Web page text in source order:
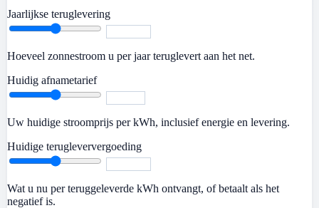
Jaarlijkse teruglevering
Hoeveel zonnestroom u per jaar teruglevert aan het net.
Huidig afnametarief
Uw huidige stroomprijs per kWh, inclusief energie en levering.
Huidige terugleververgoeding
Wat u nu per teruggeleverde kWh ontvangt, of betaalt als het
negatief is.